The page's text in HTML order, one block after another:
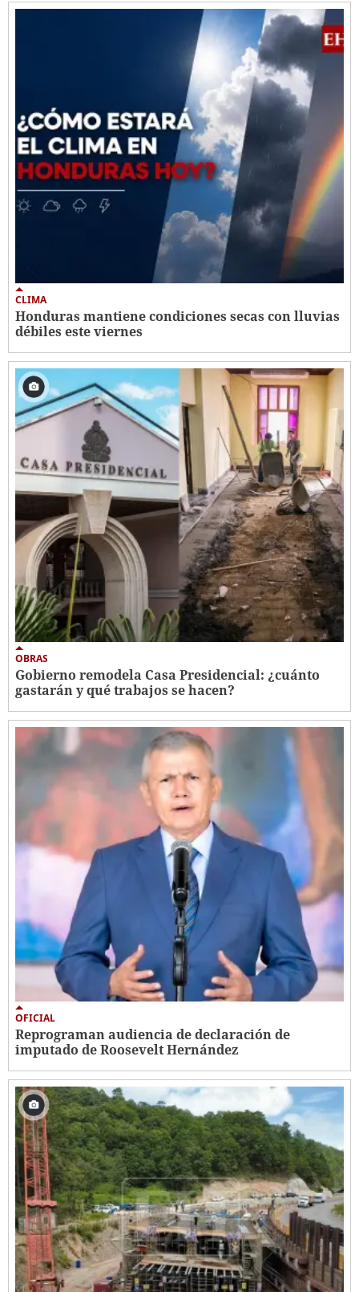
CLIMA
Honduras mantiene condiciones secas con lluvias
débiles este viernes
OBRAS
Gobierno remodela Casa Presidencial: ¿cuánto
gastarán y qué trabajos se hacen?
OFICIAL
Reprograman audiencia de declaración de
imputado de Roosevelt Hernández